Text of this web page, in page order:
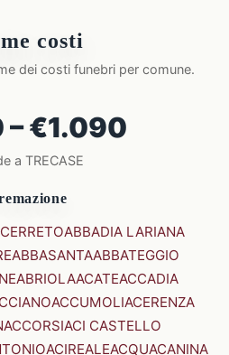
costi
dei costi funebri per comune.
€1.090
a TRECASE
ABBADIA LARIANA
ABBASANTAABBATEGGIO
ABRIOLAACATEACCADIA
ACCUMOLIACERENZA
ACI CASTELLO
ACIREALEACQUACANINA